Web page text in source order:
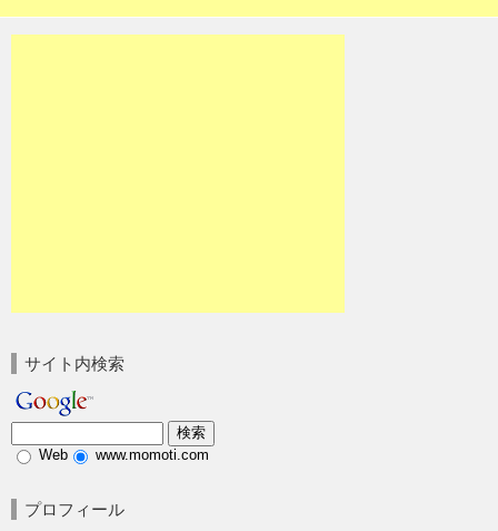
サイト内検索
Web www.momoti.com
プロフィール